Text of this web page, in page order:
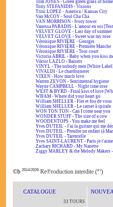
Tom JONES - Green green grass of home
Tony STEFANIDIS - Visions
Trini LOPEZ - America / Kansas City
Van McCOY - Soul Cha Cha
VAN MORRISON - Ivory tower
Vanessa PARADIS - L'amour en soi
VELVET GLOVE - Last day of summer
VELVET GLOVE - Sweet was my rose
Véronique RIVIÈRE - Georges
Véronique RIVIÈRE - Première Manche
Véronique RIVIÈRE - Tout court
Victoria ABRIL - Baby when you kiss
Viktor LAZLO - Baisers
VINYL - The nobody men [White Label]
VIVALDI - Le chardonneret
VIXEN - How much love
Warren ZEVON - Sentimental hygiene
Wayne CAMPBELL - Night time rose
WEST & BYRD - Final kiss of love
WHAM - Where did your heart go
William SHELLER - Fier et fou de vous
William SHELLER - Le carnet à spirale
WON TON TON - Can I come near you
WONDER STUFF - The size of a cow
WOODENTOPS - You make me feel
Yves DUTEIL - J'ai la guitare qui me
Yves DUTEIL - Prendre un enfant (à
Yves DUTEIL - Tarentelle
Yves SAINT-LAURENT - Paris je t'aime
Zachary RICHARD - My Nanette
Ziggy MARLEY & the Melody Makers
©b 2014/2026 Re℗roduction interdite (ici)
CATALOGUE
33 TOURS